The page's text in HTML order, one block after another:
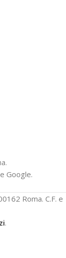
Google.
Roma. C.F. e
.